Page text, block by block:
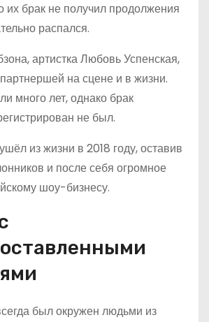
их брак не получил продолжения
распался.
артистка Любовь Успенская,
на сцене и в жизни.
много лет, однако брак
не был.
из жизни в 2018 году, оставив
и после себя огромное
шоу-бизнесу.
был окружен людьми из